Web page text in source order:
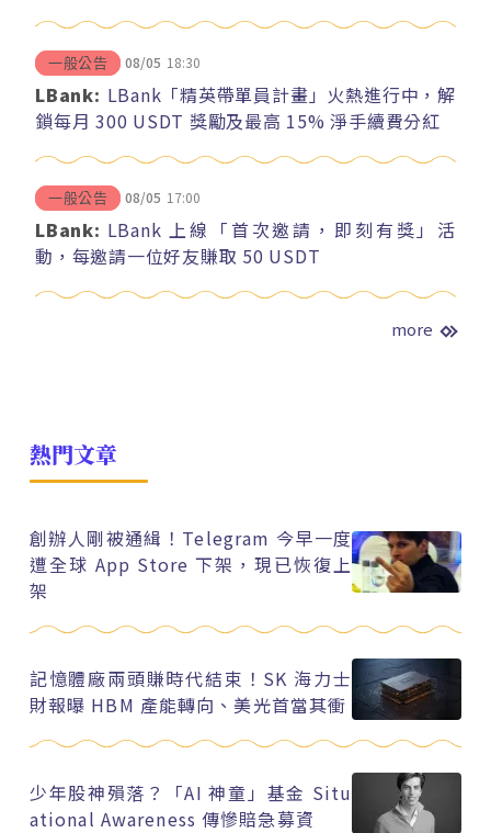
一般公告 08/05 18:30
LBank: LBank「精英帶單員計畫」火熱進行中，解
鎖每月 300 USDT 獎勵及最高 15% 淨手續費分紅
一般公告 08/05 17:00
LBank: LBank 上線「首次邀請，即刻有獎」活
動，每邀請一位好友賺取 50 USDT
more
熱門文章
創辦人剛被通緝！Telegram 今早一度
遭全球 App Store 下架，現已恢復上
架
記憶體廠兩頭賺時代結束！SK 海力士
財報曝 HBM 產能轉向、美光首當其衝
少年股神殞落？「AI 神童」基金 Situ
ational Awareness 傳慘賠急募資